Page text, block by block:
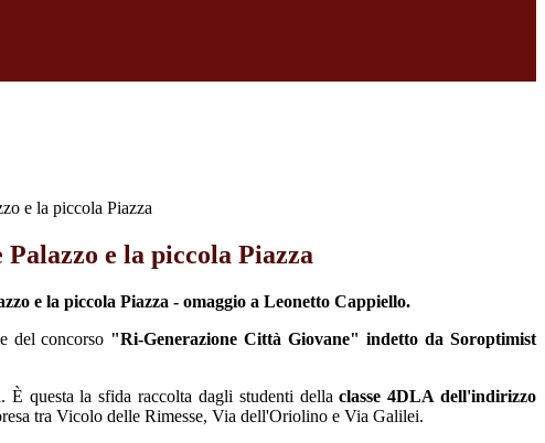
e la piccola Piazza
e la piccola Piazza
e la piccola Piazza - omaggio a Leonetto Cappiello.
del concorso "Ri-Generazione Città Giovane" indetto da Soroptimist
È questa la sfida raccolta dagli studenti dellaclasse 4DLA dell'indirizzo
tra Vicolo delle Rimesse, Via dell'Oriolino e Via Galilei.